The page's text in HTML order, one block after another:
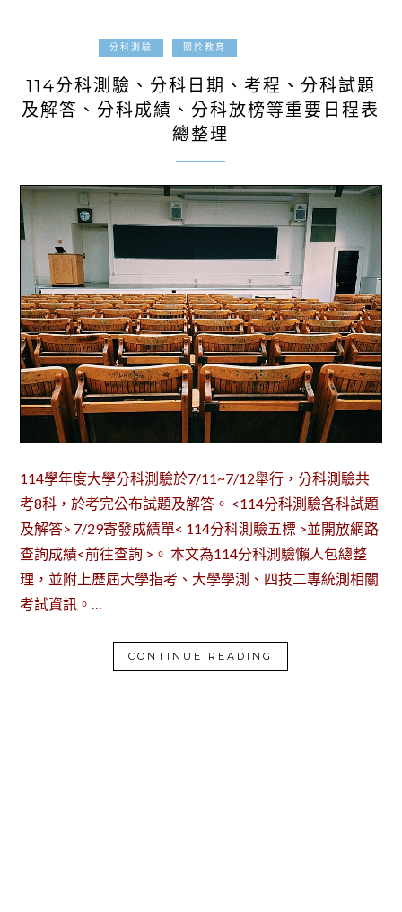
分科測驗 關於教育
114分科測驗、分科日期、考程、分科試題
及解答、分科成績、分科放榜等重要日程表
總整理
114學年度大學分科測驗於7/11~7/12舉行，分科測驗共
考8科，於考完公布試題及解答。 <114分科測驗各科試題
及解答> 7/29寄發成績單< 114分科測驗五標 >並開放網路
查詢成績<前往查詢 >。 本文為114分科測驗懶人包總整
理，並附上歷屆大學指考、大學學測、四技二專統測相關
考試資訊。…
CONTINUE READING